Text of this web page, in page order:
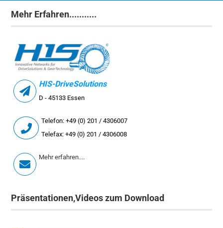
Mehr Erfahren...........
HIS-DriveSolutions
D - 45133 Essen
Telefon: +49 (0) 201 / 4306007
Telefax: +49 (0) 201 / 4306008
Mehr erfahren....
Präsentationen,Videos zum Download